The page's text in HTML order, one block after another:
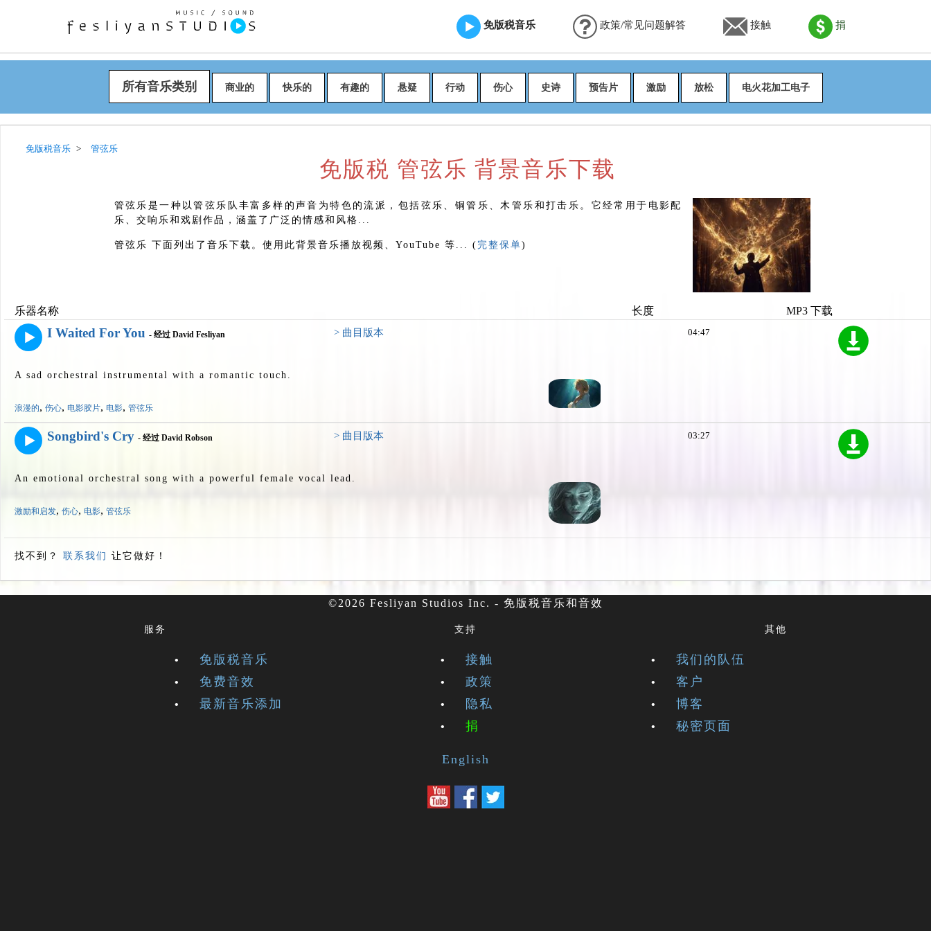
免版税音乐 政策/常见问题解答 接触 捐
所有音乐类别 商业的 快乐的 有趣的 悬疑 行动 伤心 史诗 预告片 激励 放松 电火花加工电子
免版税音乐 管弦乐
免版税 管弦乐 背景音乐下载
管弦乐是一种以管弦乐队丰富多样的声音为特色的流派，包括弦乐、铜管乐、木管乐和打击乐。它经常用于电影配
乐、交响乐和戏剧作品，涵盖了广泛的情感和风格...
管弦乐 下面列出了音乐下载。使用此背景音乐播放视频、YouTube 等... (完整保单)
乐器名称 长度 MP3 下载
I Waited For You - 经过 David Fesliyan > 曲目版本
A sad orchestral instrumental with a romantic touch.
浪漫的, 伤心, 电影胶片, 电影, 管弦乐
04:47
Songbird's Cry - 经过 David Robson > 曲目版本
An emotional orchestral song with a powerful female vocal lead.
激励和启发, 伤心, 电影, 管弦乐
03:27
找不到？ 联系我们 让它做好！
©2026 Fesliyan Studios Inc. - 免版税音乐和音效
服务
免版税音乐
免费音效
最新音乐添加
支持
接触
政策
隐私
捐
其他
我们的队伍
客户
博客
秘密页面
English